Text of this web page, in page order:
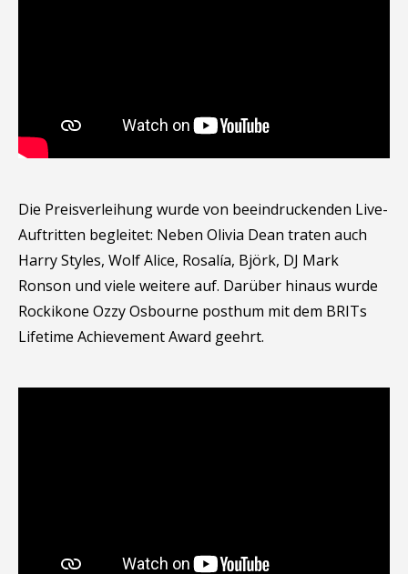
Die Preisverleihung wurde von beeindruckenden Live-
Auftritten begleitet: Neben Olivia Dean traten auch
Harry Styles, Wolf Alice, Rosalía, Björk, DJ Mark
Ronson und viele weitere auf. Darüber hinaus wurde
Rockikone Ozzy Osbourne posthum mit dem BRITs
Lifetime Achievement Award geehrt.